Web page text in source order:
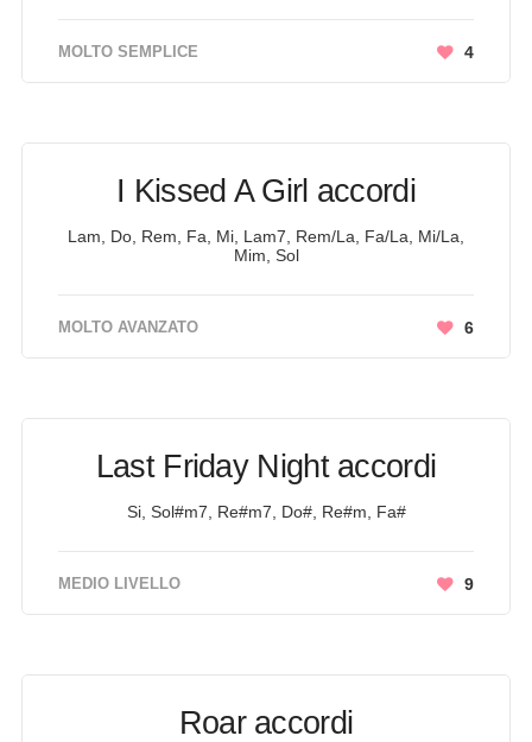
MOLTO SEMPLICE 4
I Kissed A Girl accordi
Lam, Do, Rem, Fa, Mi, Lam7, Rem/La, Fa/La, Mi/La,
Mim, Sol
MOLTO AVANZATO 6
Last Friday Night accordi
Si, Sol#m7, Re#m7, Do#, Re#m, Fa#
MEDIO LIVELLO 9
Roar accordi